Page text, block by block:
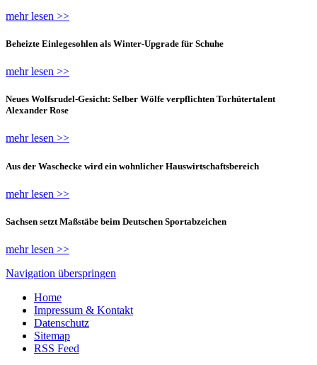
mehr lesen >>
Beheizte Einlegesohlen als Winter-Upgrade für Schuhe
mehr lesen >>
Neues Wolfsrudel-Gesicht: Selber Wölfe verpflichten Torhütertalent
Alexander Rose
mehr lesen >>
Aus der Waschecke wird ein wohnlicher Hauswirtschaftsbereich
mehr lesen >>
Sachsen setzt Maßstäbe beim Deutschen Sportabzeichen
mehr lesen >>
Navigation überspringen
Home
Impressum & Kontakt
Datenschutz
Sitemap
RSS Feed